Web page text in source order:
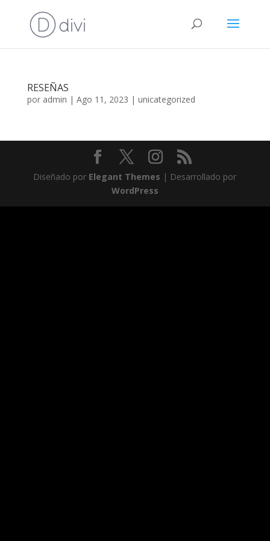
RESEÑAS
por admin | Ago 11, 2023 | unicategorized
Diseñado por Elegant Themes | Desarrollado por
WordPress